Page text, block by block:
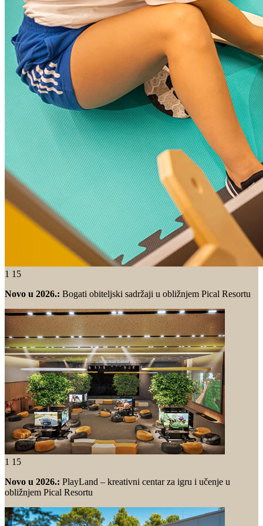
1 15
Novo u 2026.: Bogati obiteljski sadržaji u obližnjem Pical Resortu
1 15
Novo u 2026.: PlayLand – kreativni centar za igru i učenje u
obližnjem Pical Resortu